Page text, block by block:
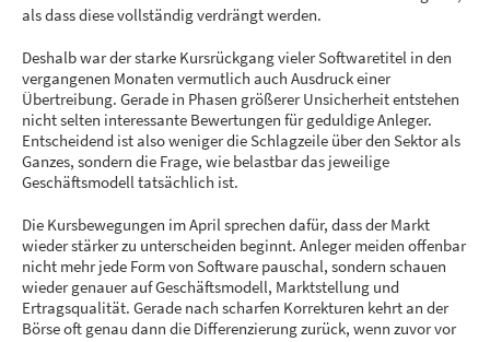
als dass diese vollständig verdrängt werden.
Deshalb war der starke Kursrückgang vieler Softwaretitel in den
vergangenen Monaten vermutlich auch Ausdruck einer
Übertreibung. Gerade in Phasen größerer Unsicherheit entstehen
nicht selten interessante Bewertungen für geduldige Anleger.
Entscheidend ist also weniger die Schlagzeile über den Sektor als
Ganzes, sondern die Frage, wie belastbar das jeweilige
Geschäftsmodell tatsächlich ist.
Die Kursbewegungen im April sprechen dafür, dass der Markt
wieder stärker zu unterscheiden beginnt. Anleger meiden offenbar
nicht mehr jede Form von Software pauschal, sondern schauen
wieder genauer auf Geschäftsmodell, Marktstellung und
Ertragsqualität. Gerade nach scharfen Korrekturen kehrt an der
Börse oft genau dann die Differenzierung zurück, wenn zuvor vor